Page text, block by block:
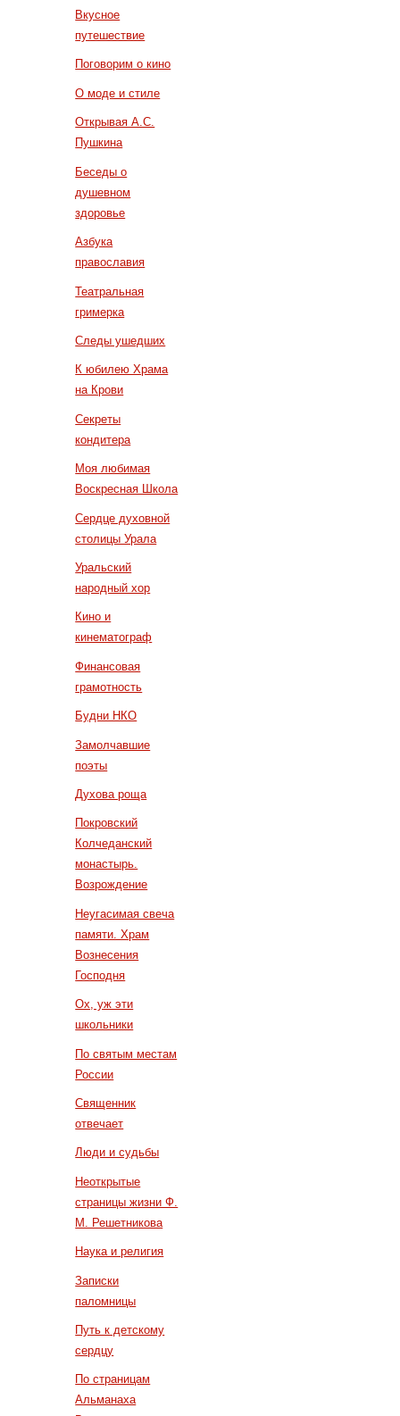
Вкусное
путешествие
Поговорим о кино
О моде и стиле
Открывая А.С.
Пушкина
Беседы о
душевном
здоровье
Азбука
православия
Театральная
гримерка
Следы ушедших
К юбилею Храма
на Крови
Секреты
кондитера
Моя любимая
Воскресная Школа
Сердце духовной
столицы Урала
Уральский
народный хор
Кино и
кинематограф
Финансовая
грамотность
Будни НКО
Замолчавшие
поэты
Духова роща
Покровский
Колчеданский
монастырь.
Возрождение
Неугасимая свеча
памяти. Храм
Вознесения
Господня
Ох, уж эти
школьники
По святым местам
России
Священник
отвечает
Люди и судьбы
Неоткрытые
страницы жизни Ф.
М. Решетникова
Наука и религия
Записки
паломницы
Путь к детскому
сердцу
По страницам
Альманаха